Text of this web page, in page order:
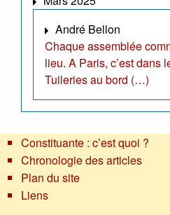
André Bellon
Chaque assemblée
lieu. A Paris, c’est dans
Tuileries au bord (…)
Constituante : c’est quoi ?
Chronologie des articles
Plan du site
Liens